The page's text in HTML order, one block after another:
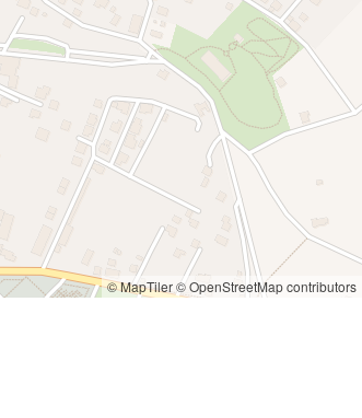
© MapTiler© OpenStreetMap contributors